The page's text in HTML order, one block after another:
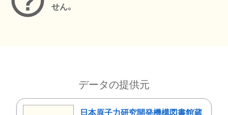
せん。
データの提供元
日本原子力研究開発機構図書館蔵